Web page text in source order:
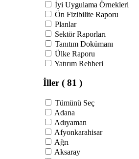
İyi Uygulama Örnekleri
Ön Fizibilite Raporu
Planlar
Sektör Raporları
Tanıtım Dokümanı
Ülke Raporu
Yatırım Rehberi
İller ( 81 )
Tümünü Seç
Adana
Adıyaman
Afyonkarahisar
Ağrı
Aksaray